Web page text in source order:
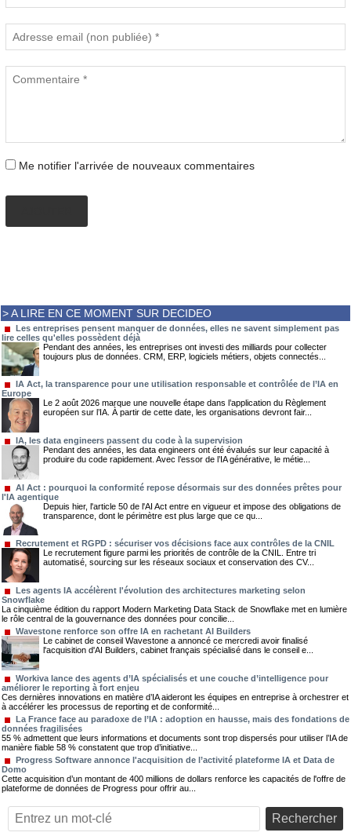
Me notifier l'arrivée de nouveaux commentaires
> A LIRE EN CE MOMENT SUR DECIDEO
Les entreprises pensent manquer de données, elles ne savent simplement pas
lire celles qu'elles possèdent déjà
Pendant des années, les entreprises ont investi des milliards pour collecter
toujours plus de données. CRM, ERP, logiciels métiers, objets connectés...
IA Act, la transparence pour une utilisation responsable et contrôlée de l’IA en
Europe
Le 2 août 2026 marque une nouvelle étape dans l’application du Règlement
européen sur l’IA. À partir de cette date, les organisations devront fair...
IA, les data engineers passent du code à la supervision
Pendant des années, les data engineers ont été évalués sur leur capacité à
produire du code rapidement. Avec l’essor de l’IA générative, le métie...
AI Act : pourquoi la conformité repose désormais sur des données prêtes pour
l'IA agentique
Depuis hier, l'article 50 de l'AI Act entre en vigueur et impose des obligations de
transparence, dont le périmètre est plus large que ce qu...
Recrutement et RGPD : sécuriser vos décisions face aux contrôles de la CNIL
Le recrutement figure parmi les priorités de contrôle de la CNIL. Entre tri
automatisé, sourcing sur les réseaux sociaux et conservation des CV...
Les agents IA accélèrent l'évolution des architectures marketing selon
Snowflake
La cinquième édition du rapport Modern Marketing Data Stack de Snowflake met en lumière
le rôle central de la gouvernance des données pour concilie...
Wavestone renforce son offre IA en rachetant AI Builders
Le cabinet de conseil Wavestone a annoncé ce mercredi avoir finalisé
l'acquisition d'AI Builders, cabinet français spécialisé dans le conseil e...
Workiva lance des agents d’IA spécialisés et une couche d’intelligence pour
améliorer le reporting à fort enjeu
Ces dernières innovations en matière d’IA aideront les équipes en entreprise à orchestrer et
à accélérer les processus de reporting et de conformité...
La France face au paradoxe de l’IA : adoption en hausse, mais des fondations de
données fragilisées
55 % admettent que leurs informations et documents sont trop dispersés pour utiliser l’IA de
manière fiable 58 % constatent que trop d’initiative...
Progress Software annonce l'acquisition de l’activité plateforme IA et Data de
Domo
Cette acquisition d’un montant de 400 millions de dollars renforce les capacités de l'offre de
plateforme de données de Progress pour offrir au...
Rechercher